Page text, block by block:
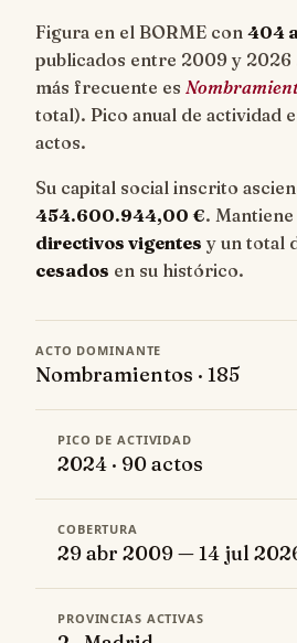
Figura en el BORME con 404
publicados entre 2009 y 2026
más frecuente es
total). Pico anual de actividad
actos.
Su capital social inscrito
454.600.944,00 €. Mantiene
directivos vigentes y un total
cesados en su histórico.
ACTO DOMINANTE
Nombramientos · 185
PICO DE ACTIVIDAD
2024 · 90 actos
COBERTURA
29 abr 2009 — 14 jul
PROVINCIAS ACTIVAS